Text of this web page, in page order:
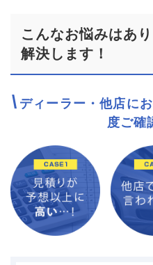
こんなお悩みはあ
解決します！
\ ディーラー・他店に
度ご確